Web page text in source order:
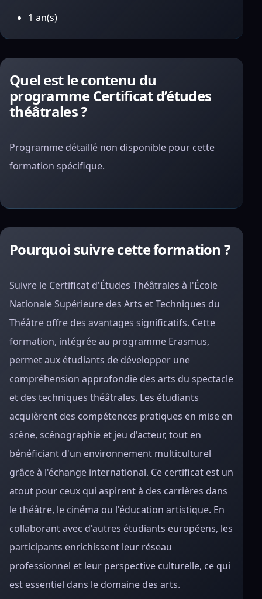
1 an(s)
Quel est le contenu du
programme Certificat d’études
théâtrales ?
Programme détaillé non disponible pour cette
formation spécifique.
Pourquoi suivre cette formation ?
Suivre le Certificat d'Études Théâtrales à l'École
Nationale Supérieure des Arts et Techniques du
Théâtre offre des avantages significatifs. Cette
formation, intégrée au programme Erasmus,
permet aux étudiants de développer une
compréhension approfondie des arts du spectacle
et des techniques théâtrales. Les étudiants
acquièrent des compétences pratiques en mise en
scène, scénographie et jeu d'acteur, tout en
bénéficiant d'un environnement multiculturel
grâce à l'échange international. Ce certificat est un
atout pour ceux qui aspirent à des carrières dans
le théâtre, le cinéma ou l'éducation artistique. En
collaborant avec d'autres étudiants européens, les
participants enrichissent leur réseau
professionnel et leur perspective culturelle, ce qui
est essentiel dans le domaine des arts.